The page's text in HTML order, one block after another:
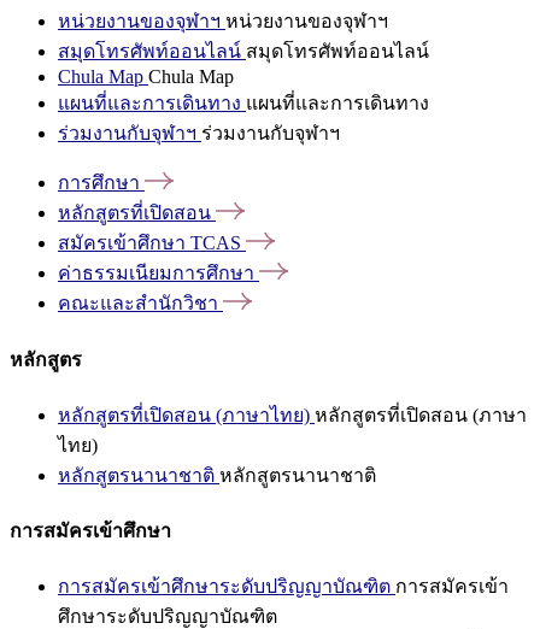
หน่วยงานของจุฬาฯ หน่วยงานของจุฬาฯ
สมุดโทรศัพท์ออนไลน์ สมุดโทรศัพท์ออนไลน์
Chula Map Chula Map
แผนที่และการเดินทาง แผนที่และการเดินทาง
ร่วมงานกับจุฬาฯ ร่วมงานกับจุฬาฯ
การศึกษา
หลักสูตรที่เปิดสอน
สมัครเข้าศึกษา TCAS
ค่าธรรมเนียมการศึกษา
คณะและสำนักวิชา
หลักสูตร
หลักสูตรที่เปิดสอน (ภาษาไทย) หลักสูตรที่เปิดสอน (ภาษา
ไทย)
หลักสูตรนานาชาติ หลักสูตรนานาชาติ
การสมัครเข้าศึกษา
การสมัครเข้าศึกษาระดับปริญญาบัณฑิต การสมัครเข้า
ศึกษาระดับปริญญาบัณฑิต